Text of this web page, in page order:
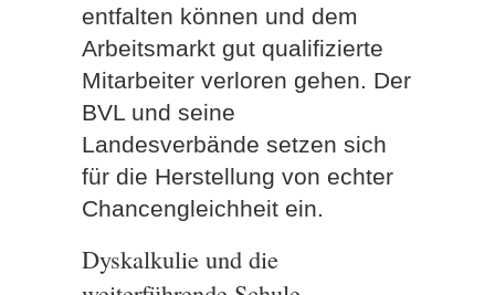
entfalten können und dem
Arbeitsmarkt gut qualifizierte
Mitarbeiter verloren gehen. Der
BVL und seine
Landesverbände setzen sich
für die Herstellung von echter
Chancengleichheit ein.
Dyskalkulie und die